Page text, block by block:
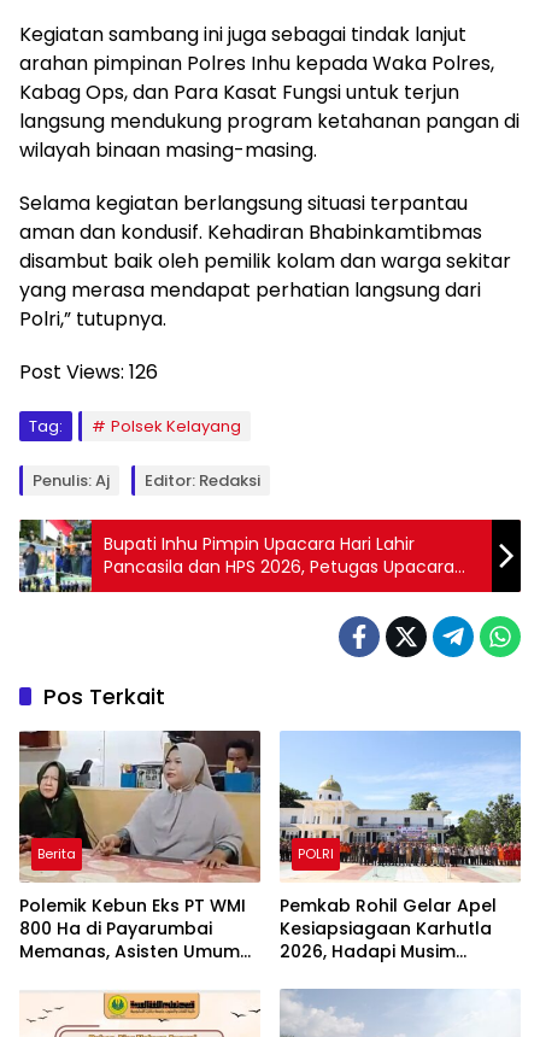
Kegiatan sambang ini juga sebagai tindak lanjut
arahan pimpinan Polres Inhu kepada Waka Polres,
Kabag Ops, dan Para Kasat Fungsi untuk terjun
langsung mendukung program ketahanan pangan di
wilayah binaan masing-masing.
Selama kegiatan berlangsung situasi terpantau
aman dan kondusif. Kehadiran Bhabinkamtibmas
disambut baik oleh pemilik kolam dan warga sekitar
yang merasa mendapat perhatian langsung dari
Polri,” tutupnya.
Post Views: 126
Tag: Polsek Kelayang
Penulis: Aj Editor: Redaksi
Bupati Inhu Pimpin Upacara Hari Lahir
Pancasila dan HPS 2026, Petugas Upacara
Full Prajurit TNI
Pos Terkait
Berita
Polemik Kebun Eks PT WMI
800 Ha di Payarumbai
Memanas, Asisten Umum
Tantang Presiden Prabowo
POLRI
Pemkab Rohil Gelar Apel
Kesiapsiagaan Karhutla
2026, Hadapi Musim